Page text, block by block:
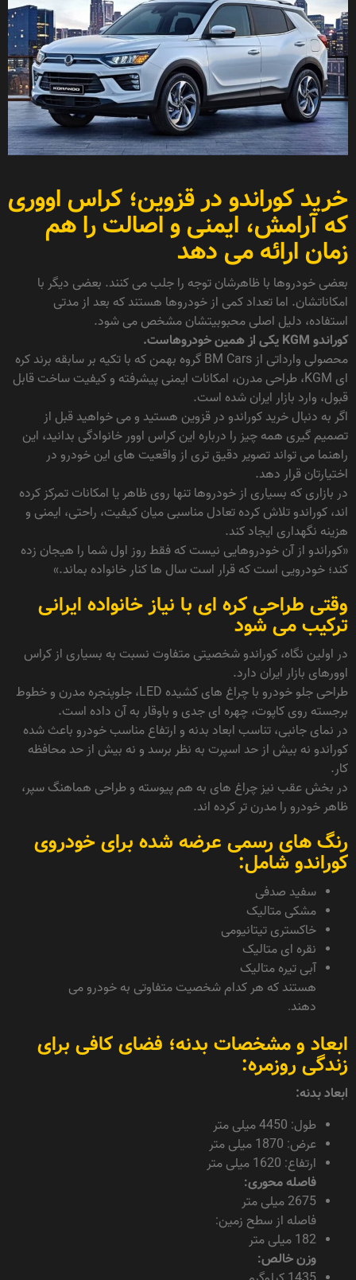
خرید کوراندو در قزوین؛ کراس اووری
که آرامش، ایمنی و اصالت را هم
زمان ارائه می دهد
بعضی خودروها با ظاهرشان توجه را جلب می کنند. بعضی دیگر با
امکاناتشان. اما تعداد کمی از خودروها هستند که بعد از مدتی
استفاده، دلیل اصلی محبوبیتشان مشخص می شود.
کوراندو KGM یکی از همین خودروهاست.
محصولی وارداتی از BM Cars گروه بهمن که با تکیه بر سابقه برند کره
ای KGM، طراحی مدرن، امکانات ایمنی پیشرفته و کیفیت ساخت قابل
قبول، وارد بازار ایران شده است.
اگر به دنبال خرید کوراندو در قزوین هستید و می خواهید قبل از
تصمیم گیری همه چیز را درباره این کراس اوور خانوادگی بدانید، این
راهنما می تواند تصویر دقیق تری از واقعیت های این خودرو در
اختیارتان قرار دهد.
در بازاری که بسیاری از خودروها تنها روی ظاهر یا امکانات تمرکز کرده
اند، کوراندو تلاش کرده تعادل مناسبی میان کیفیت، راحتی، ایمنی و
هزینه نگهداری ایجاد کند.
«کوراندو از آن خودروهایی نیست که فقط روز اول شما را هیجان زده
کند؛ خودرویی است که قرار است سال ها کنار خانواده بماند.»
وقتی طراحی کره ای با نیاز خانواده ایرانی
ترکیب می شود
در اولین نگاه، کوراندو شخصیتی متفاوت نسبت به بسیاری از کراس
اوورهای بازار ایران دارد.
طراحی جلو خودرو با چراغ های کشیده LED، جلوپنجره مدرن و خطوط
برجسته روی کاپوت، چهره ای جدی و باوقار به آن داده است.
در نمای جانبی، تناسب ابعاد بدنه و ارتفاع مناسب خودرو باعث شده
کوراندو نه بیش از حد اسپرت به نظر برسد و نه بیش از حد محافظه
کار.
در بخش عقب نیز چراغ های به هم پیوسته و طراحی هماهنگ سپر،
ظاهر خودرو را مدرن تر کرده اند.
رنگ های رسمی عرضه شده برای خودروی
کوراندو شامل:
سفید صدفی
مشکی متالیک
خاکستری تیتانیومی
نقره ای متالیک
آبی تیره متالیک
هستند که هر کدام شخصیت متفاوتی به خودرو می
دهند.
ابعاد و مشخصات بدنه؛ فضای کافی برای
زندگی روزمره:
ابعاد بدنه:
طول: 4450 میلی متر
عرض: 1870 میلی متر
ارتفاع: 1620 میلی متر
فاصله محوری:
2675 میلی متر
فاصله از سطح زمین:
182 میلی متر
وزن خالص: